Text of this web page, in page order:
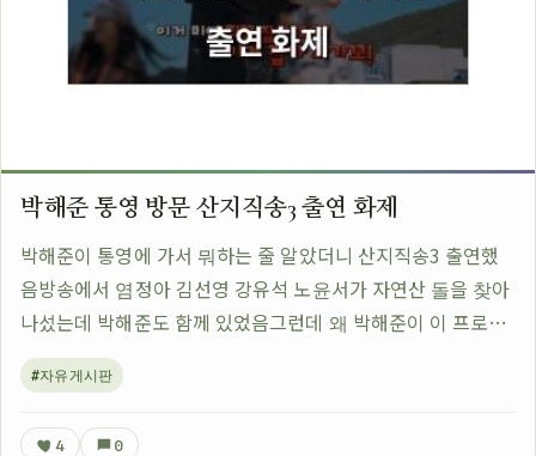
박해준 통영 방문 산지직송3 출연 화제
박해준이 통영에 가서 뭐하는 줄 알았더니 산지직송3 출연했
음방송에서 염정아 김선영 강유석 노윤서가 자연산 돌을 찾아
나섰는데 박해준도 함께 있었음그런데 왜 박해준이 이 프로그
램에 나왔는지 궁금한 사람이 많았던 듯원래는 배우로서의 활
동이 주를 이루는 분이었는데 요즘은 방…
#자유게시판
4 0